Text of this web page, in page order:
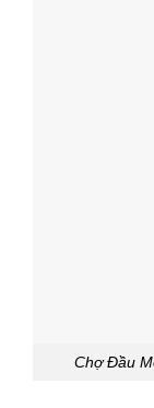
Chợ Đầu